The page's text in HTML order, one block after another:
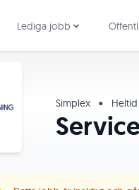
Lediga jobb
Simplex • Heltid